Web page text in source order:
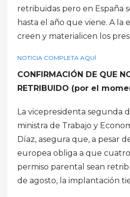
retribuidas pero en España
hasta el año que viene. A la
creen y materialicen los
NOTICIA COMPLETA AQUÍ
CONFIRMACIÓN DE QUE
RETRIBUIDO (por el
La vicepresidenta segunda
ministra de Trabajo y
Díaz, asegura que, a pesar
europea obliga a que cuatro
permiso parental sean
de agosto, la implantación